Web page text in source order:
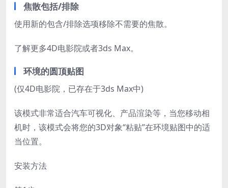
焦散包括/排除
使用新的包含/排除选项移除不需要的焦散。
了解更多4D电影院或者3ds Max。
环境的圆顶贴图
(仅4D电影院，已存在于3ds Max中)
该模式非常适合汽车可视化、产品渲染等，当您移动相
机时，该模式会将您的3D对象“粘贴”在环境贴图中的适
当位置。
安装方法